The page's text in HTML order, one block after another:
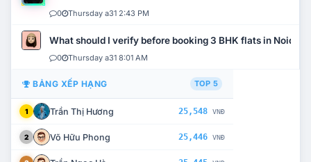
0 Thursday a31 2:43 PM
What should I verify before booking 3 BHK flats in Noida?
0 Thursday a31 8:01 AM
BẢNG XẾP HẠNG TOP 5
1 Trần Thị Hương 25,548 VNĐ
2 Võ Hữu Phong 25,446 VNĐ